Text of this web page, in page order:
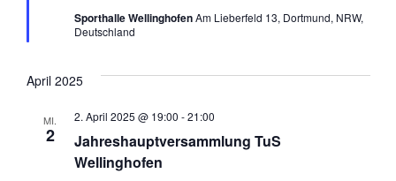
Sporthalle WellinghofenAm Lieberfeld 13, Dortmund, NRW,
Deutschland
April 2025
MI.
2
Jahreshauptversammlung TuS
Wellinghofen
2. April 2025 @ 19:00 -21:00